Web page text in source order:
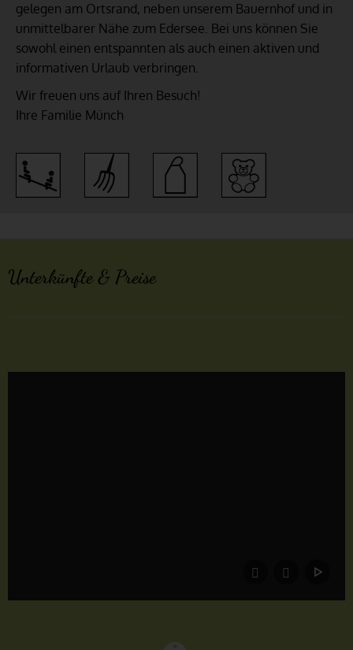
gelegen am Ortsrand, neben unserem Bauernhof und in
unmittelbarer Nähe zum Edersee. Bei uns können Sie
sowohl einen entspannten als auch einen aktiven und
informativen Urlaub verbringen.
Wir freuen uns auf Ihren Besuch!
Ihre Familie Münch
Unterkünfte & Preise